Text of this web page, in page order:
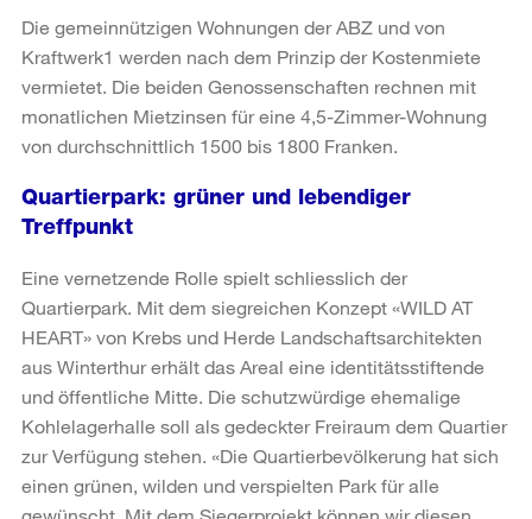
Die gemeinnützigen Wohnungen der ABZ und von
Kraftwerk1 werden nach dem Prinzip der Kostenmiete
vermietet. Die beiden Genossenschaften rechnen mit
monatlichen Mietzinsen für eine 4,5-Zimmer-Wohnung
von durchschnittlich 1500 bis 1800 Franken.
Quartierpark: grüner und lebendiger
Treffpunkt
Eine vernetzende Rolle spielt schliesslich der
Quartierpark. Mit dem siegreichen Konzept «WILD AT
HEART» von Krebs und Herde Landschaftsarchitekten
aus Winterthur erhält das Areal eine identitätsstiftende
und öffentliche Mitte. Die schutzwürdige ehemalige
Kohlelagerhalle soll als gedeckter Freiraum dem Quartier
zur Verfügung stehen. «Die Quartierbevölkerung hat sich
einen grünen, wilden und verspielten Park für alle
gewünscht. Mit dem Siegerprojekt können wir diesen